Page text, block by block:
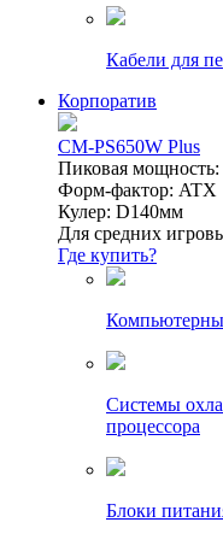
Кабели для
Корпоратив
CM-PS650W Plus
Пиковая
Форм-фактор: ATX
Кулер: D140мм
Для средних
Где купить?
Системы
процессора
Блоки